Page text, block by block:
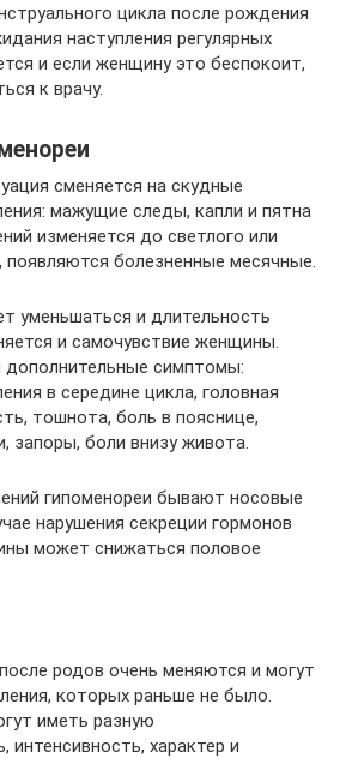
цикла после рождения
наступления регулярных
и если женщину это беспокоит,
к врачу.
сменяется на скудные
мажущие следы, капли и пятна
изменяется до светлого или
появляются болезненные месячные.
уменьшаться и длительность
и самочувствие женщины.
дополнительные симптомы:
в середине цикла, головная
тошнота, боль в пояснице,
запоры, боли внизу живота.
гипоменореи бывают носовые
нарушения секреции гормонов
может снижаться половое
родов очень меняются и могут
которых раньше не было.
иметь разную
интенсивность, характер и